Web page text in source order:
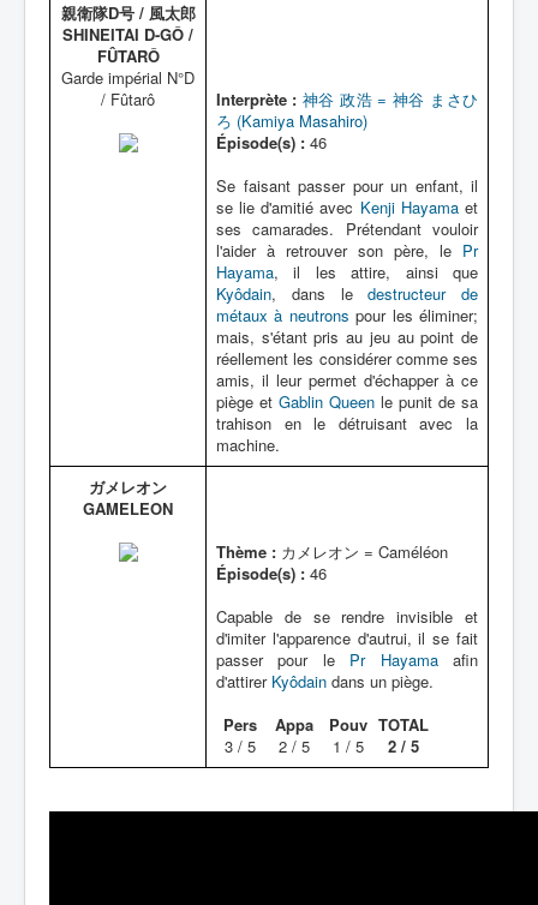
親衛隊D号 / 風太郎
SHINEITAI D-GÔ /
FÛTARÔ
Garde impérial N°D
/ Fûtarô
Interprète : 神谷 政浩 = 神谷 まさひ
ろ (Kamiya Masahiro)
Épisode(s) : 46
Se faisant passer pour un enfant, il
se lie d'amitié avec Kenji Hayamaet
ses camarades. Prétendant vouloir
l'aider à retrouver son père, le Pr
Hayama, il les attire, ainsi que
Kyôdain, dans ledestructeur de
métaux à neutrons pour les éliminer;
mais, s'étant pris au jeu au point de
réellement les considérer comme ses
amis, il leur permet d'échapper à ce
piège et Gablin Queen le punit de sa
trahison en le détruisant avec la
machine.
ガメレオン
GAMELEON
Thème : カメレオン = Caméléon
Épisode(s) : 46
Capable de se rendre invisible et
d'imiter l'apparence d'autrui, il se fait
passer pour le Pr Hayamaafin
d'attirer Kyôdain dans un piège.
Pers
3 / 5
Appa
2 / 5
Pouv
1 / 5
TOTAL
2 / 5